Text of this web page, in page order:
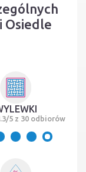
Osiedle
5 z 30 odbiorów